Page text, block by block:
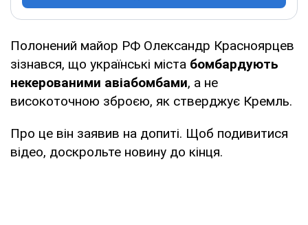
Полонений майор РФ Олександр Красноярцев
зізнався, що українські міста бомбардують
некерованими авіабомбами, а не
високоточною зброєю, як стверджує Кремль.
Про це він заявив на допиті. Щоб подивитися
відео, доскрольте новину до кінця.